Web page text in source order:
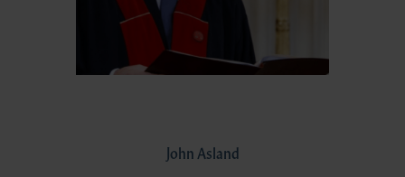
John Asland